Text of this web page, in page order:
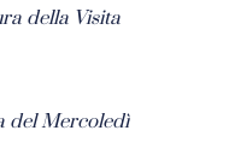
della Visita
del Mercoledì